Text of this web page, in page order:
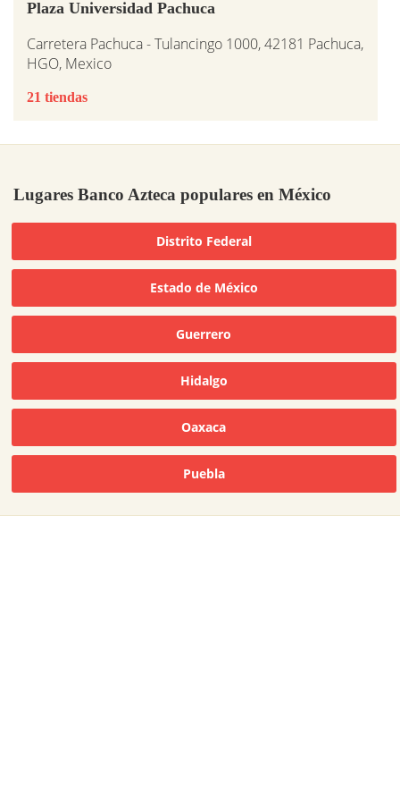
Plaza Universidad Pachuca
Carretera Pachuca - Tulancingo 1000, 42181 Pachuca,
HGO, Mexico
21 tiendas
Lugares Banco Azteca populares en México
Distrito Federal
Estado de México
Guerrero
Hidalgo
Oaxaca
Puebla